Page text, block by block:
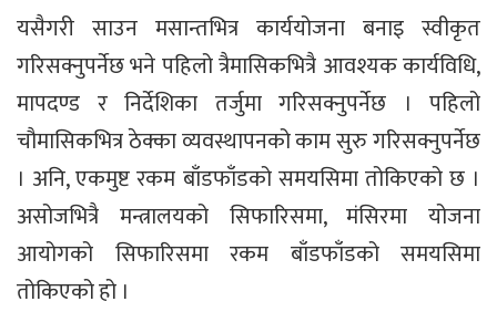
यसैगरी साउन मसान्तभित्र कार्ययोजना बनाइ स्वीकृत
गरिसक्नुपर्नेछ भने पहिलो त्रैमासिकभित्रै आवश्यक कार्यविधि,
मापदण्ड र निर्देशिका तर्जुमा गरिसक्नुपर्नेछ । पहिलो
चौमासिकभित्र ठेक्का व्यवस्थापनको काम सुरु गरिसक्नुपर्नेछ
। अनि, एकमुष्ट रकम बाँडफाँडको समयसिमा तोकिएको छ ।
असोजभित्रै मन्त्रालयको सिफारिसमा, मंसिरमा योजना
आयोगको सिफारिसमा रकम बाँडफाँडको समयसिमा
तोकिएको हो ।